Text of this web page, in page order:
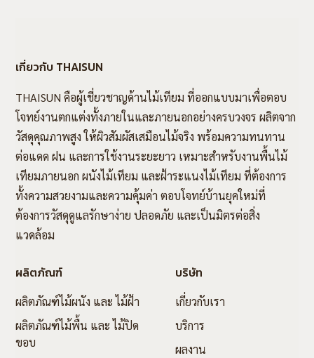
เกี่ยวกับ THAISUN
THAISUN คือผู้เชี่ยวชาญด้านไม้เทียม ที่ออกแบบมาเพื่อตอบ
โจทย์งานตกแต่งทั้งภายในและภายนอกอย่างครบวงจร ผลิตจาก
วัสดุคุณภาพสูง ให้ผิวสัมผัสเสมือนไม้จริง พร้อมความทนทาน
ต่อแดด ฝน และการใช้งานระยะยาว เหมาะสำหรับงานพื้นไม้
เทียมภายนอก ผนังไม้เทียม และฝ้าระแนงไม้เทียม ที่ต้องการ
ทั้งความสวยงามและความคุ้มค่า ตอบโจทย์บ้านยุคใหม่ที่
ต้องการวัสดุดูแลรักษาง่าย ปลอดภัย และเป็นมิตรต่อสิ่ง
แวดล้อม
ผลิตภัณฑ์
ผลิตภัณฑ์ไม้ผนัง และ ไม้ฝ้า
ผลิตภัณฑ์ไม้พื้น และ ไม้ปิด
ขอบ
บริษัท
เกี่ยวกับเรา
บริการ
ผลงาน